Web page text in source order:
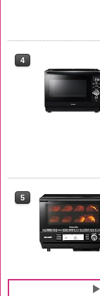
4
5